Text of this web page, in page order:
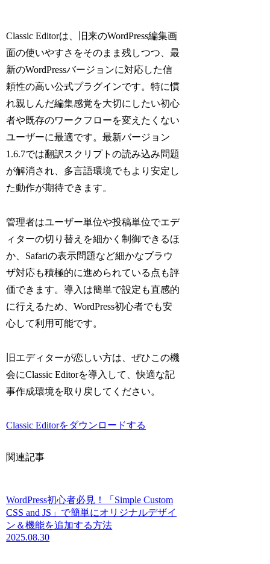
Classic Editorは、旧来のWordPress編集画
面の使いやすさをそのまま残しつつ、最
新のWordPressバージョンに対応した信
頼性の高い公式プラグインです。特に慣
れ親しんだ編集感覚を大切にしたい初心
者や既存のワークフローを変えたくない
ユーザーに最適です。最新バージョン
1.6.7では翻訳スクリプトの読み込み問題
が解消され、多言語環境でもより安定し
た動作が期待できます。
管理者はユーザー単位や投稿単位でエデ
ィターの切り替えを細かく制御できるほ
か、Safariの表示問題など細かなブラウ
ザ対応も積極的に進められている点も評
価できます。導入は簡単で設定も直感的
に行えるため、WordPress初心者でも安
心して利用可能です。
旧エディターが恋しい方は、ぜひこの機
会にClassic Editorを導入して、快適な記
事作成環境を取り戻してください。
Classic Editorをダウンロードする
関連記事
WordPress初心者必見！「Simple Custom
CSS and JS」で簡単にオリジナルデザイ
ン＆機能を追加する方法
2025.08.30